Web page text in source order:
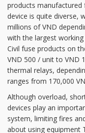
products
device is quite diverse,
millions of VND
with the largest
Civil fuse products on
VND 500 / unit to VND
thermal relays,
ranges from 170,000
Although overload,
devices play an
system, limiting fires
about using equipment